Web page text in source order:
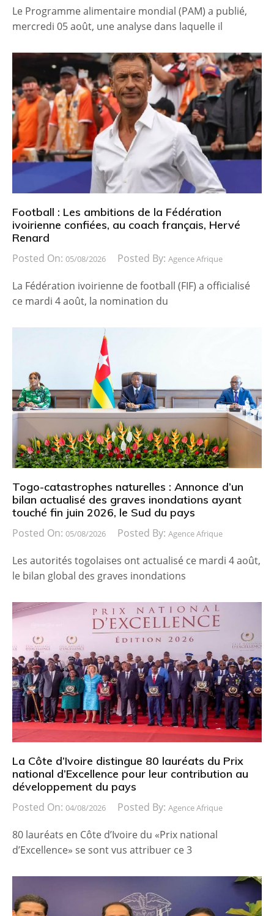
Le Programme alimentaire mondial (PAM) a publié,
mercredi 05 août, une analyse dans laquelle il
Football : Les ambitions de la Fédération
ivoirienne confiées, au coach français, Hervé
Renard
Posted On: 05/08/2026 Posted By: Agence Afrique
La Fédération ivoirienne de football (FIF) a officialisé
ce mardi 4 août, la nomination du
Togo-catastrophes naturelles : Annonce d’un
bilan actualisé des graves inondations ayant
touché fin juin 2026, le Sud du pays
Posted On: 05/08/2026 Posted By: Agence Afrique
Les autorités togolaises ont actualisé ce mardi 4 août,
le bilan global des graves inondations
La Côte d’Ivoire distingue 80 lauréats du Prix
national d’Excellence pour leur contribution au
développement du pays
Posted On: 04/08/2026 Posted By: Agence Afrique
80 lauréats en Côte d’Ivoire du «Prix national
d’Excellence» se sont vus attribuer ce 3